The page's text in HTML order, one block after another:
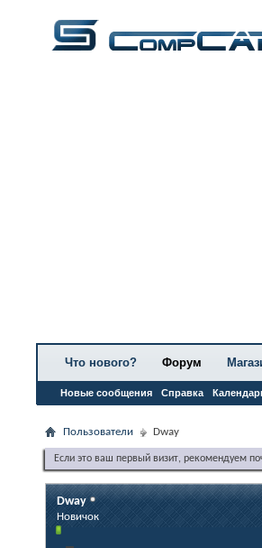
Что нового? Форум
Новые сообщения Справка
Пользователи Dway
Если это ваш первый визит, рекомендуем
Dway
Новичок